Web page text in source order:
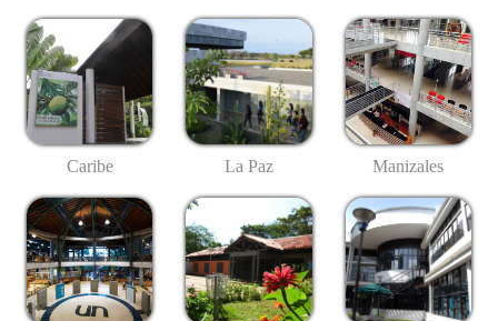
Caribe La Paz Manizales